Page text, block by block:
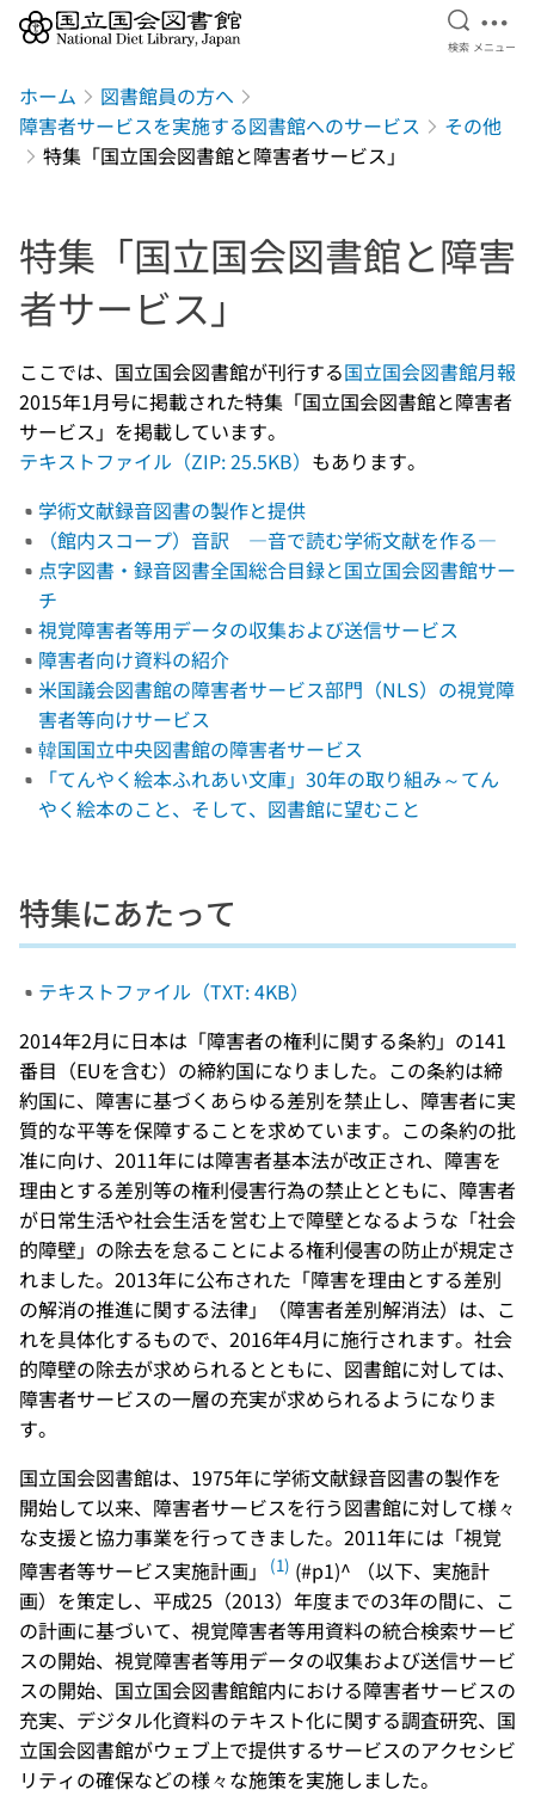
検索を
検索 メ
メニュー
ホーム
図書館員の方へ
障害者サービスを実施する図書館へのサービス
その他
特集「国立国会図書館と障害者サービス」
特集「国立国会図書館と障害
者サービス」
ここでは、国立国会図書館が刊行する国立国会図書館月報
2015年1月号に掲載された特集「国立国会図書館と障害者
サービス」を掲載しています。
テキストファイル（ZIP: 25.5KB） もあります。
学術文献録音図書の製作と提供
（館内スコープ）音訳 ―音で読む学術文献を作る―
点字図書・録音図書全国総合目録と国立国会図書館サー
チ
視覚障害者等用データの収集および送信サービス
障害者向け資料の紹介
米国議会図書館の障害者サービス部門（NLS）の視覚障
害者等向けサービス
韓国国立中央図書館の障害者サービス
「てんやく絵本ふれあい文庫」30年の取り組み～てん
やく絵本のこと、そして、図書館に望むこと
特集にあたって
テキストファイル（TXT: 4KB）
2014年2月に日本は「障害者の権利に関する条約」の141
番目（EUを含む）の締約国になりました。この条約は締
約国に、障害に基づくあらゆる差別を禁止し、障害者に実
質的な平等を保障することを求めています。この条約の批
准に向け、2011年には障害者基本法が改正され、障害を
理由とする差別等の権利侵害行為の禁止とともに、障害者
が日常生活や社会生活を営む上で障壁となるような「社会
的障壁」の除去を怠ることによる権利侵害の防止が規定さ
れました。2013年に公布された「障害を理由とする差別
の解消の推進に関する法律」（障害者差別解消法）は、こ
れを具体化するもので、2016年4月に施行されます。社会
的障壁の除去が求められるとともに、図書館に対しては、
障害者サービスの一層の充実が求められるようになりま
す。
国立国会図書館は、1975年に学術文献録音図書の製作を
開始して以来、障害者サービスを行う図書館に対して様々
な支援と協力事業を行ってきました。2011年には「視覚
障害者等サービス実施計画」
(1) (#p1)^ （以下、実施計
画）を策定し、平成25（2013）年度までの3年の間に、こ
の計画に基づいて、視覚障害者等用資料の統合検索サービ
スの開始、視覚障害者等用データの収集および送信サービ
スの開始、国立国会図書館館内における障害者サービスの
充実、デジタル化資料のテキスト化に関する調査研究、国
立国会図書館がウェブ上で提供するサービスのアクセシビ
リティの確保などの様々な施策を実施しました。